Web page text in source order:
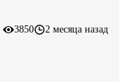
3850 2 месяца назад